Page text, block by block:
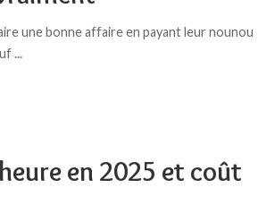
une bonne affaire en payant leur nounou
...
en 2025 et coût